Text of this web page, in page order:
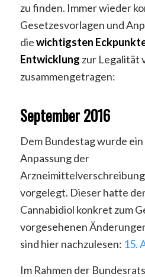
zu finden. Immer wieder
Gesetzesvorlagen und
diewichtigsten
Entwicklung zur Legalität
zusammengetragen:
September 2016
Dem Bundestag wurde
Anpassung der
vorgelegt. Dieser hatte
Cannabidiol konkret zum
vorgesehenen
sind hier nachzulesen: 15.
Im Rahmen der